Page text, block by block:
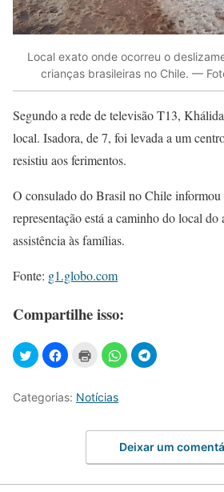
Local exato onde ocorreu o
crianças brasileiras no Chile. —
Segundo a rede de televisão T13,
local. Isadora, de 7, foi levada a um
resistiu aos ferimentos.
O consulado do Brasil no Chile informou
representação está a caminho do local do
assistência às famílias.
Fonte: g1.globo.com
Compartilhe isso:
Categorias: Notícias
Deixar um